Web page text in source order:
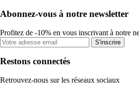
Abonnez-vous à notre newsletter
Profitez de -10% en vous inscrivant à notre
S'inscrire
Restons connectés
Retrouvez-nous sur les réseaux sociaux